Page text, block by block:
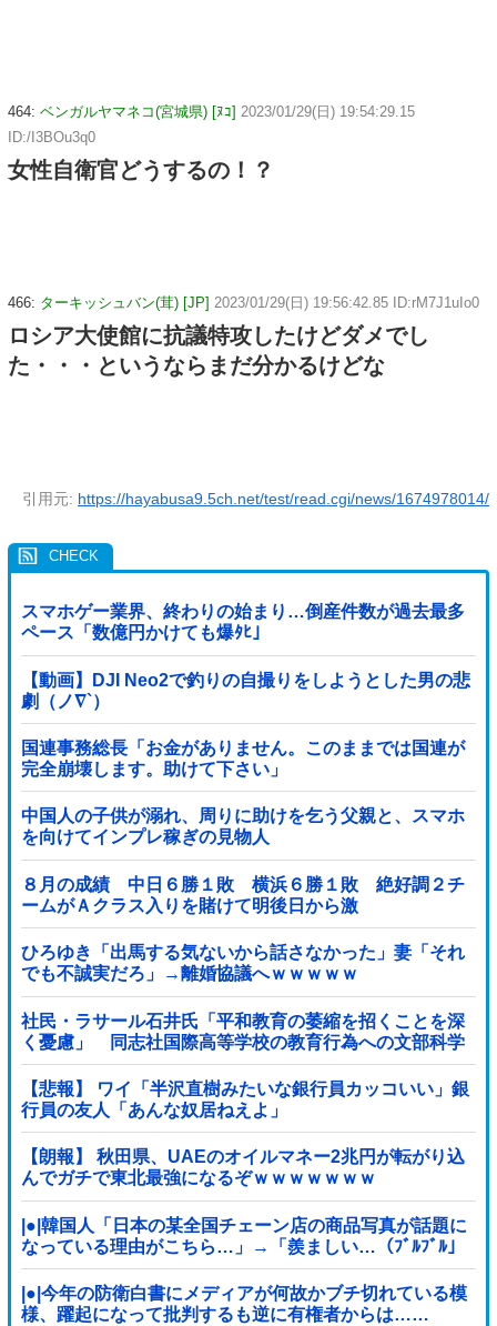
464: ベンガルヤマネコ(宮城県) [ﾇｺ] 2023/01/29(日) 19:54:29.15
ID:/I3BOu3q0
女性自衛官どうするの！？
466: ターキッシュバン(茸) [JP] 2023/01/29(日) 19:56:42.85 ID:rM7J1uIo0
ロシア大使館に抗議特攻したけどダメでし
た・・・というならまだ分かるけどな
引用元: https://hayabusa9.5ch.net/test/read.cgi/news/1674978014/
スマホゲー業界、終わりの始まり…倒産件数が過去最多
ペース「数億円かけても爆ﾀﾋ」
【動画】DJI Neo2で釣りの自撮りをしようとした男の悲
劇（ノ∇`）
国連事務総長「お金がありません。このままでは国連が
完全崩壊します。助けて下さい」
中国人の子供が溺れ、周りに助けを乞う父親と、スマホ
を向けてインプレ稼ぎの見物人
８月の成績 中日６勝１敗 横浜６勝１敗 絶好調２チ
ームがＡクラス入りを賭けて明後日から激
突！！！！！！！！！他
ひろゆき「出馬する気ないから話さなかった」妻「それ
でも不誠実だろ」→離婚協議へｗｗｗｗｗ
社民・ラサール石井氏「平和教育の萎縮を招くことを深
く憂慮」 同志社国際高等学校の教育行為への文部科学
省の対応に関する質問主意書 [少考さん★]
【悲報】 ワイ「半沢直樹みたいな銀行員カッコいい」銀
行員の友人「あんな奴居ねえよ」
【朗報】 秋田県、UAEのオイルマネー2兆円が転がり込
んでガチで東北最強になるぞｗｗｗｗｗｗｗ
|●|韓国人「日本の某全国チェーン店の商品写真が話題に
なっている理由がこちら…」→「羨ましい…（ﾌﾞﾙﾌﾞﾙ」
＝韓国の反応
|●|今年の防衛白書にメディアが何故かブチ切れている模
様、躍起になって批判するも逆に有権者からは……